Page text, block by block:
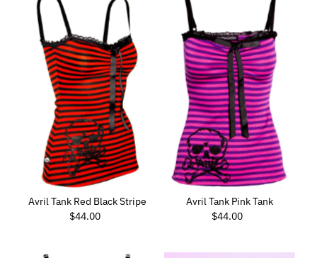
Avril Tank Red Black Stripe
Prezzo
$44.00
Avril Tank Pink Tank
Prezzo
$44.00